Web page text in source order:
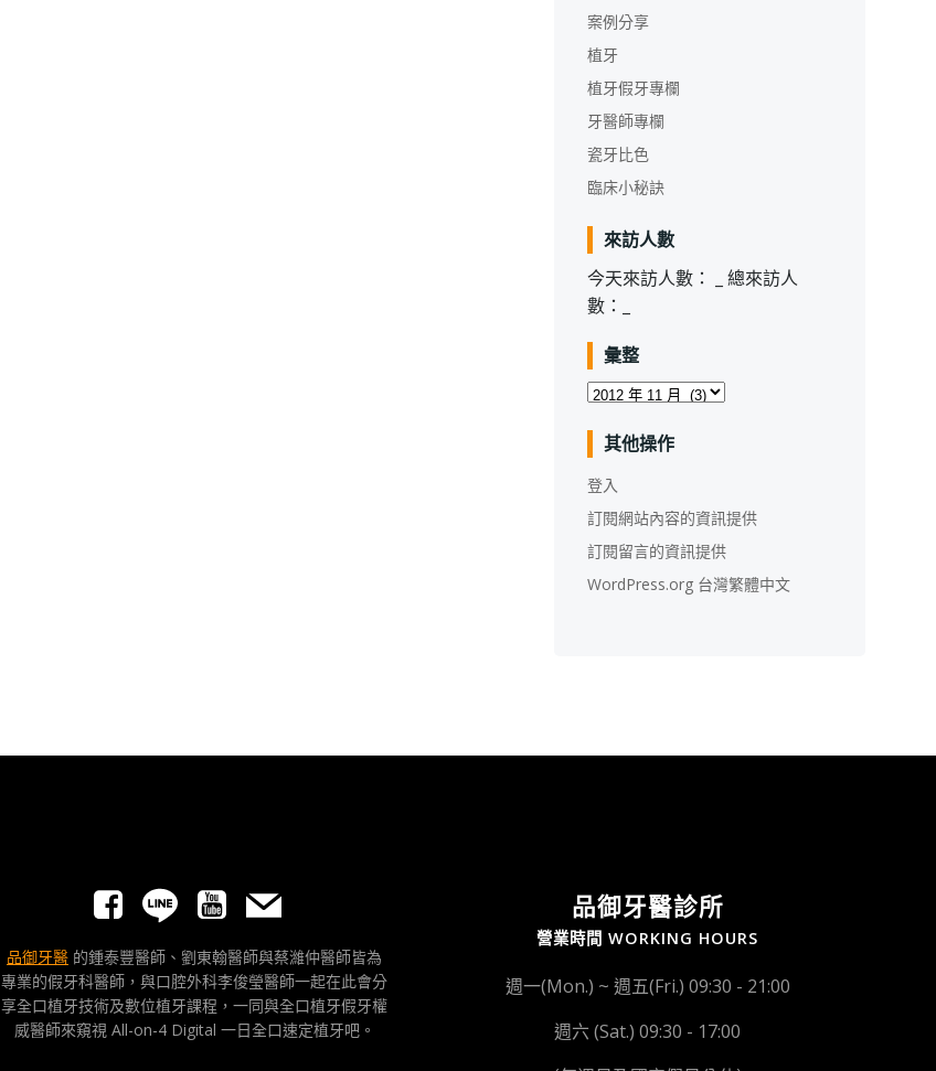
案例分享
植牙
植牙假牙專欄
牙醫師專欄
瓷牙比色
臨床小秘訣
來訪人數
今天來訪人數：
總來訪人
數：
彙整
彙
其他操作
登入
訂閱網站內容的資訊提供
訂閱留言的資訊提供
WordPress.org 台灣繁體中文
品御牙醫 的鍾泰豐醫師、劉東翰醫師與蔡濰仲醫師皆為
專業的假牙科醫師，與口腔外科李俊瑩醫師一起在此會分
享全口植牙技術及數位植牙課程，一同與全口植牙假牙權
威醫師來窺視 All-on-4 Digital 一日全口速定植牙吧。
品御牙醫診所
營業時間 WORKING HOURS
週一(Mon.) ~ 週五(Fri.) 09:30 - 21:00
週六 (Sat.) 09:30 - 17:00